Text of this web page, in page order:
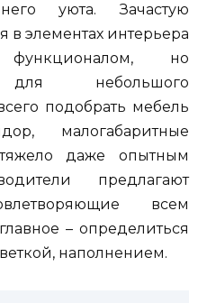
уюта. Зачастую
в элементах интерьера
но
для небольшого
подобрать мебель
малогабаритные
даже опытным
предлагают
всем
– определиться
наполнением.